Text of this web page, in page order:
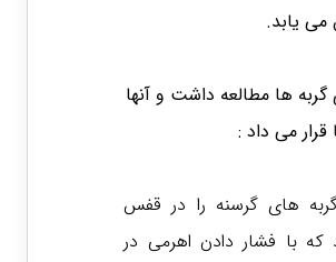
می یابد.
گربه ها مطالعه داشت و آنها
قرار می داد :
های گرسنه را در قفس
که با فشار دادن اهرمی در